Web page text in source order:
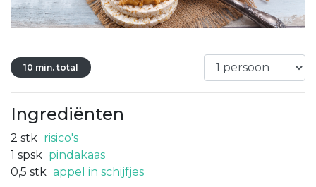
10 min. total
Ingrediënten
2 stk risico's
1 spsk pindakaas
0,5 stk appel in schijfjes